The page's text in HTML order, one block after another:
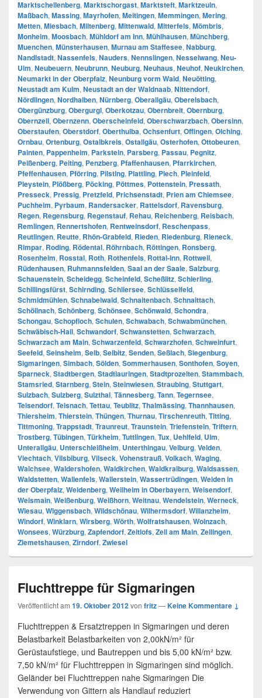
Marktschellenberg, Marktschorgast, Marktsteft, Marktzeuln,
Maßbach, Massing, Mayrhofen, Meitingen, Memmingen, Mering,
Metten, Miesbach, Miltenberg, Mittenwald, Mitterfels, Mömbris,
Monheim, Moosbach, Mühldorf am Inn, Mühlhausen, Münchberg,
Muenchen, Münsterhausen, Murnau am Staffesee, Nabburg,
Nandlstadt, Nassenfels, Nauders, Nennslingen, Nesselwang, Neu-
Ulm, Neubeuern, Neubrunn, Neuburg, Neuhaus, Neuhof, Neukirchen,
Neumarkt in der Oberpfalz, Neunburg vorm Wald, Neuötting,
Neustadt am Kulm, Neustadt an der Waldnaab, Nittendorf,
Nördlingen, Nordhalben, Nürnberg, Oberallgäu, Oberelsbach,
Obergünzburg, Obergurgl, Oberkotzau, Obernbreit, Obernburg,
Obernzell, Obernzenn, Oberscheinfeld, Oberschwarzbach, Obersinn,
Oberstaufen, Oberstdorf, Oberthulba, Ochsenfurt, Offingen, Olching,
Ornbau, Ortenburg, Ostalbkreis, Ostallgäu, Osterhofen, Ottobeuren,
Painten, Pappenheim, Parkstein, Parsberg, Passau, Pegnitz,
Peißenberg, Peiting, Penzberg, Pfaffenhausen, Pfarrkirchen,
Pfeffenhausen, Pförring, Pilsting, Plattling, Plech, Pleinfeld,
Pleystein, Plößberg, Pöcking, Pöttmes, Pottenstein, Pressath,
Presseck, Pressig, Pretzfeld, Prichsenstadt, Prien am Chiemsee,
Puchheim, Pyrbaum, Randersacker, Rattelsdorf, Ravensburg,
Regen, Regensburg, Regenstauf, Rehau, Reichenberg, Reisbach,
Remlingen, Rennertshofen, Rentweinsdorf, Reschenpass,
Reutlingen, Reutte, Rhön-Grabfeld, Rieden, Riedenburg, Rieneck,
Rimpar, Roding, Rödental, Röhrnbach, Röttingen, Ronsberg,
Rosenheim, Rosstal, Roth, Rothenfels, Rottal-Inn, Rottweil,
Rüdenhausen, Ruhmannsfelden, Saal an der Saale, Salzburg,
Schauenstein, Scheidegg, Scheinfeld, Scheßlitz, Schierling,
Schillingsfürst, Schirnding, Schliersee, Schlüsselfeld,
Schmidmühlen, Schnabelwaid, Schnaitenbach, Schnaittach,
Schöllnach, Schönberg, Schönsee, Schönwald, Schondra,
Schongau, Schopfloch, Schulen, Schwabach, Schwabmünchen,
Schwäbisch-Hall, Schwandorf, Schwanstetten, Schwarzach,
Schwarzach am Main, Schwarzenfeld, Schwarzhofen, Schweinfurt,
Seefeld, Seinsheim, Selb, Selbitz, Senden, Seßlach, Siegenburg,
Sigmaringen, Simbach, Sölden, Sommerhausen, Sonthofen, Soyen,
Sparneck, Stadtbergen, Stadtlauringen, Stadtprozelten, Stammbach,
Stamsried, Starnberg, Stein, Steinwiesen, Straubing, Stuttgart,
Sulzbach, Sulzberg, Sulzthal, Tännesberg, Tann, Tegernsee,
Teisendorf, Teisnach, Tettau, Teublitz, Thalmässing, Thannhausen,
Thiersheim, Thierstein, Thüngen, Thurnau, Tirschenreuth, Titting,
Tittmoning, Trappstadt, Traunreut, Traunstein, Triefenstein, Triftern,
Trostberg, Tübingen, Türkheim, Tuttlingen, Tux, Uehlfeld, Ulm,
Unterallgäu, Unterschleißheim, Unterthingau, Velburg, Velden,
Viechtach, Vilsbiburg, Vilseck, Vohenstrauß, Volkach, Waging,
Walchsee, Waldershofen, Waldkirchen, Waldkraiburg, Waldsassen,
Waldstetten, Wallenfels, Wallerstein, Wassertrüdingen, Weiden in
der Oberpfalz, Weidenberg, Weilheim in Oberbayern, Weisendorf,
Weismain, Weißenburg, Weißhorn, Weitnau, Wendelstein, Werneck,
Wiesau, Wiggensbach, Wildschönau, Wilhermsdorf, Willanzheim,
Windorf, Winklarn, Wirsberg, Wörth, Wolfratshausen, Wolnzach,
Wonsees, Würzburg, Zapfendorf, Zeitlofs, Zell am Main, Zellingen,
Ziemetshausen, Zirndorf, Zwiesel
Fluchttreppe für Sigmaringen
Veröffentlicht am 19. Oktober 2012von fritz—Keine Kommentare ↓
Fluchttreppen & Ersatztreppen in Sigmaringen und deren
Belastbarkeit Belastbarkeiten von 2,00kN/m² für
Gerüstaufstiege, und Bautreppen und bis 5,00 kN/m² bzw.
7,50 kN/m² für Fluchttreppen in Sigmaringen sind möglich.
Geländer bei Fluchttreppen nahe Sigmaringen Die
Verwendung von Gittern als Handlauf reduziert